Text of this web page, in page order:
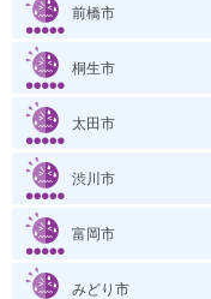
前橋市
桐生市
太田市
渋川市
富岡市
みどり市